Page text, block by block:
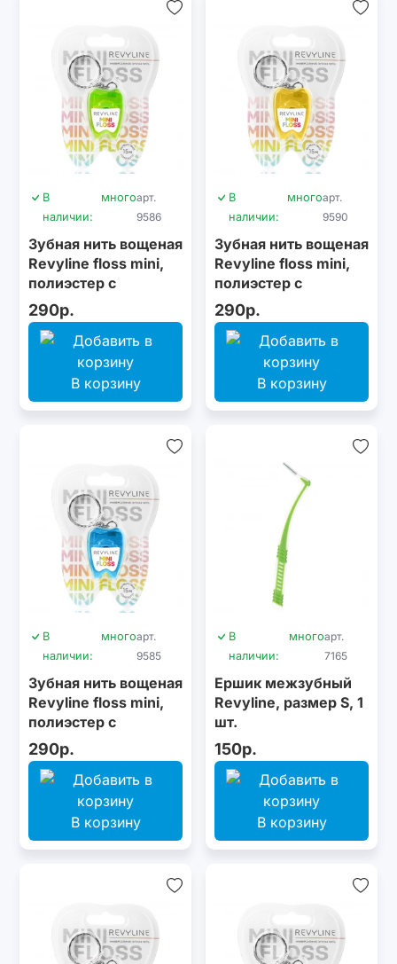
В
наличии:
многоарт.
9586
Зубная нить вощеная
Revyline floss mini,
полиэстер с
бамбуковым углем,
15 м, салатовая
290р.
В корзину
В
наличии:
многоарт.
9590
Зубная нить вощеная
Revyline floss mini,
полиэстер с
бамбуковым углем,
15 м, желтая
290р.
В корзину
В
наличии:
многоарт.
9585
Зубная нить вощеная
Revyline floss mini,
полиэстер с
бамбуковым углем,
15 м, синяя
290р.
В корзину
В
наличии:
многоарт.
7165
Ершик межзубный
Revyline, размер S, 1
шт.
150р.
В корзину